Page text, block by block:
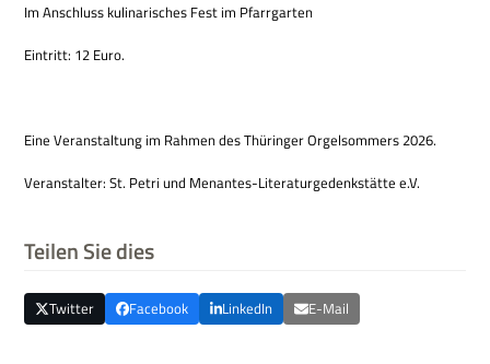
Im Anschluss kuli­na­ri­sches Fest im Pfarrgarten
Ein­tritt: 12 Euro.
Eine Ver­an­stal­tung im Rah­men des Thü­rin­ger Orgel­som­mers 2026.
Ver­an­stal­ter: St. Petri und Men­an­tes-Lite­ra­tur­ge­denk­stätte e.V.
Teilen Sie dies
Twitter Facebook LinkedIn E-Mail